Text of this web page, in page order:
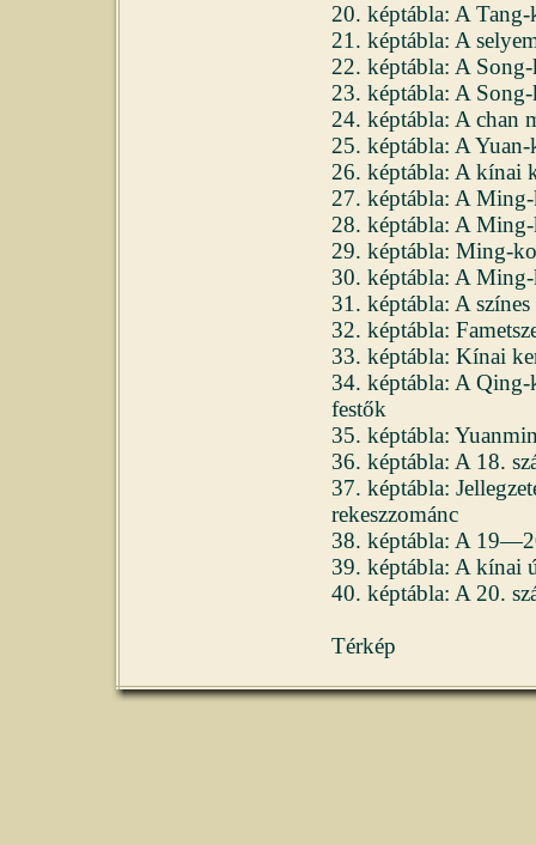
20. képtábla: A Tang-
21. képtábla: A
22. képtábla: A Song-
23. képtábla: A
24. képtábla: A chan
25. képtábla: A Yuan-
26. képtábla: A kínai
27. képtábla: A
28. képtábla: A
29. képtábla: Ming-
30. képtábla: A
31. képtábla: A
32. képtábla:
33. képtábla: Kínai
34. képtábla: A Qing-
festők
35. képtábla:
36. képtábla: A 18.
37. képtábla:
rekeszzománc
38. képtábla: A
39. képtábla: A kínai
40. képtábla: A 20.
Térkép